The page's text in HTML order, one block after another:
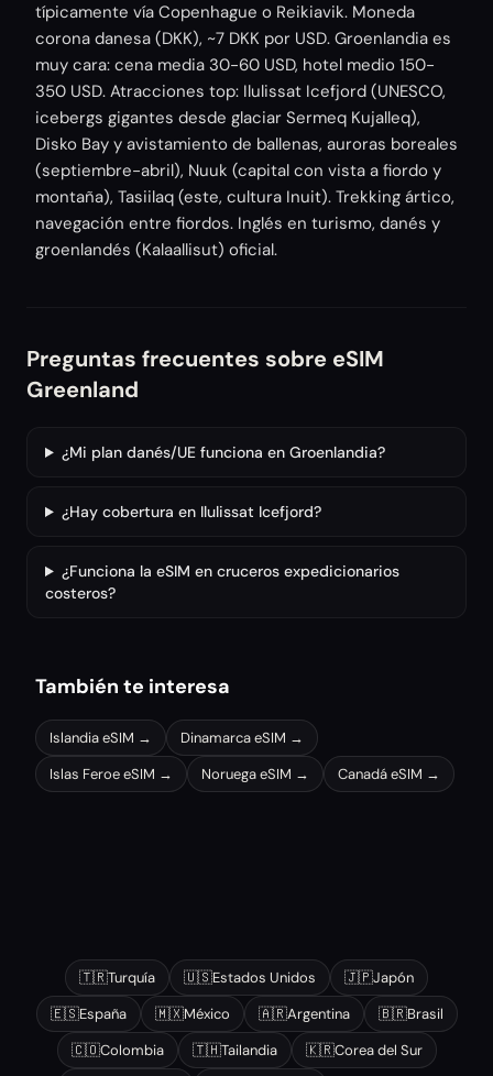
típicamente vía Copenhague o Reikiavik. Moneda
corona danesa (DKK), ~7 DKK por USD. Groenlandia es
muy cara: cena media 30-60 USD, hotel medio 150-
350 USD. Atracciones top: Ilulissat Icefjord (UNESCO,
icebergs gigantes desde glaciar Sermeq Kujalleq),
Disko Bay y avistamiento de ballenas, auroras boreales
(septiembre-abril), Nuuk (capital con vista a fiordo y
montaña), Tasiilaq (este, cultura Inuit). Trekking ártico,
navegación entre fiordos. Inglés en turismo, danés y
groenlandés (Kalaallisut) oficial.
Preguntas frecuentes sobre eSIM
Greenland
¿Mi plan danés/UE funciona en Groenlandia?
¿Hay cobertura en Ilulissat Icefjord?
¿Funciona la eSIM en cruceros expedicionarios
costeros?
También te interesa
IslandiaeSIM → DinamarcaeSIM →
Islas FeroeeSIM → NoruegaeSIM → CanadáeSIM →
Otros destinos populares
🇹🇷Turquía 🇺🇸Estados Unidos 🇯🇵Japón
🇪🇸España 🇲🇽México 🇦🇷Argentina 🇧🇷Brasil
🇨🇴Colombia 🇹🇭Tailandia 🇰🇷Corea del Sur